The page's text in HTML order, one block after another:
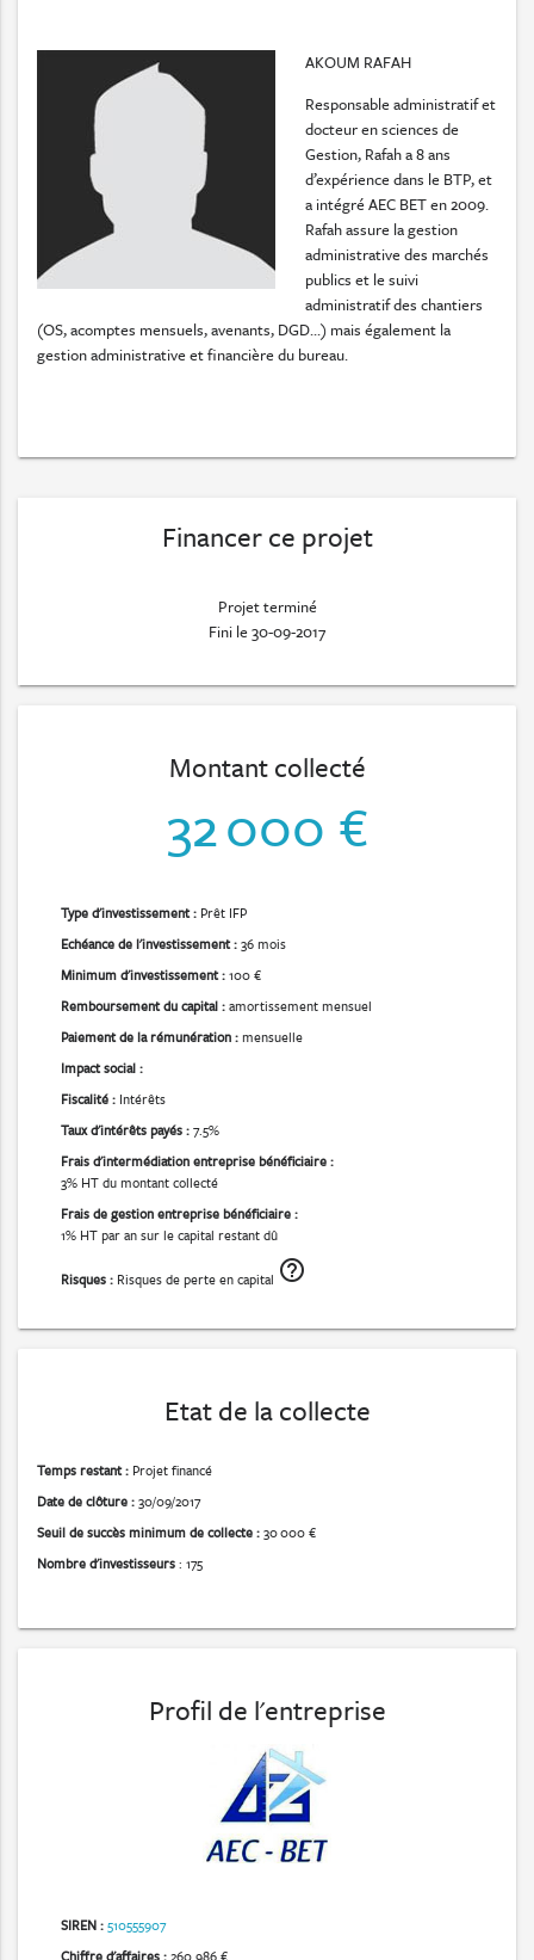
AKOUM RAFAH
Responsable administratif et
docteur en sciences de
Gestion, Rafah a 8 ans
d’expérience dans le BTP, et
a intégré AEC BET en 2009.
Rafah assure la gestion
administrative des marchés
publics et le suivi
administratif des chantiers
(OS, acomptes mensuels, avenants, DGD...) mais également la
gestion administrative et financière du bureau.
Financer ce projet
Projet terminé
Fini le 30-09-2017
Montant collecté
32 000 €
Type d'investissement : Prêt IFP
Echéance de l'investissement :36 mois
Minimum d'investissement :100 €
Remboursement du capital :amortissement mensuel
Paiement de la rémunération :mensuelle
Impact social :
Fiscalité : Intérêts
Taux d'intérêts payés :7.5%
Frais d'intermédiation entreprise bénéficiaire :
3% HT du montant collecté
Frais de gestion entreprise bénéficiaire :
1% HT par an sur le capital restant dû
Risques : Risques de perte en capital help_outline
Etat de la collecte
Temps restant : Projet financé
Date de clôture :30/09/2017
Seuil de succès minimum de collecte :30 000 €
Nombre d'investisseurs: 175
Profil de l'entreprise
SIREN :510555907